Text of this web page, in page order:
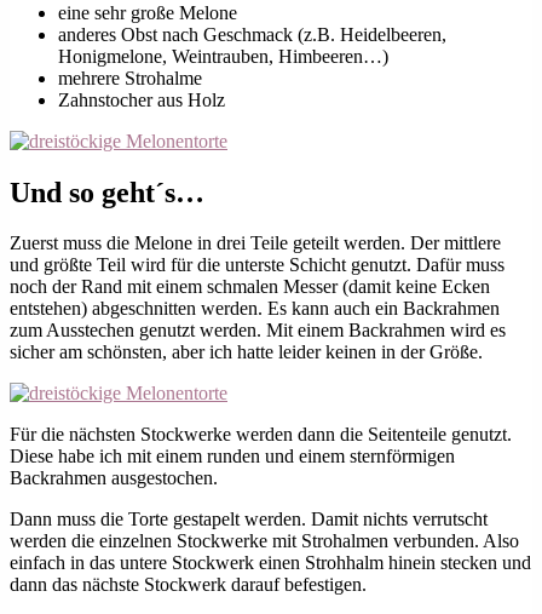
eine sehr große Melone
anderes Obst nach Geschmack (z.B. Heidelbeeren,
Honigmelone, Weintrauben, Himbeeren…)
mehrere Strohalme
Zahnstocher aus Holz
Und so geht´s…
Zuerst muss die Melone in drei Teile geteilt werden. Der mittlere
und größte Teil wird für die unterste Schicht genutzt. Dafür muss
noch der Rand mit einem schmalen Messer (damit keine Ecken
entstehen) abgeschnitten werden. Es kann auch ein Backrahmen
zum Ausstechen genutzt werden. Mit einem Backrahmen wird es
sicher am schönsten, aber ich hatte leider keinen in der Größe.
Für die nächsten Stockwerke werden dann die Seitenteile genutzt.
Diese habe ich mit einem runden und einem sternförmigen
Backrahmen ausgestochen.
Dann muss die Torte gestapelt werden. Damit nichts verrutscht
werden die einzelnen Stockwerke mit Strohalmen verbunden. Also
einfach in das untere Stockwerk einen Strohhalm hinein stecken und
dann das nächste Stockwerk darauf befestigen.